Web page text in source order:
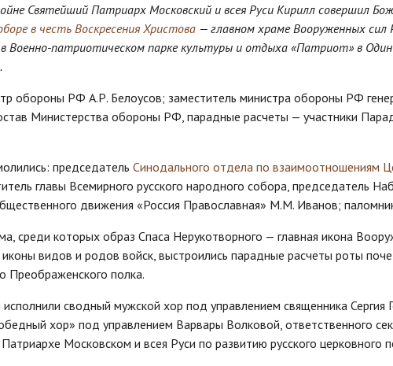
Святейший Патриарх Московский и всея Руси Кирилл совершил
в честь Воскресения Христова — главном храме Вооруженных сил
Военно-патриотическом парке культуры и отдыха «Патриот» в
обороны РФ А.Р. Белоусов; заместитель министра обороны РФ
Министерства обороны РФ, парадные расчеты — участники
председатель Синодального отдела по взаимоотношениям
главы Всемирного русского народного собора, председатель
движения «Россия Православная» М.М. Иванов;
среди которых образ Спаса Нерукотворного — главная икона
видов и родов войск, выстроились парадные расчеты роты
Преображенского полка.
сводный мужской хор под управлением священника Сергия
хор» под управлением Варвары Волковой, ответственного
Московском и всея Руси по развитию русского церковного